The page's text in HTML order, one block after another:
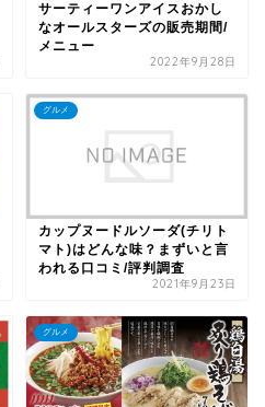
サーティーワンアイスおかし
なオールスターズの販売期間/
メニュー
2022年9月28日
グルメ
カップヌードルソーダ(チリト
マト)はどんな味？まずいと言
われる口コミ/評判調査
2021年9月23日
グルメ